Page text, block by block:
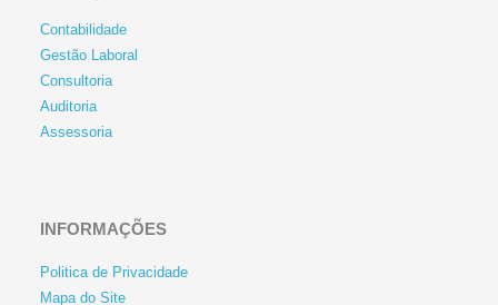
Contabilidade
Gestão Laboral
Consultoria
Auditoria
Assessoria
INFORMAÇÕES
Politica de Privacidade
Mapa do Site